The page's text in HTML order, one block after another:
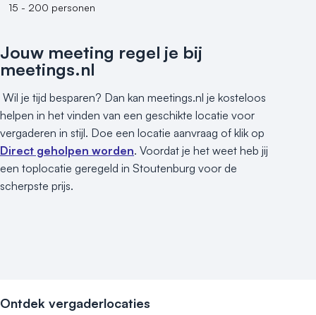
15 - 200 personen
Jouw meeting regel je bij
meetings.nl
Wil je tijd besparen? Dan kan meetings.nl je kosteloos
helpen in het vinden van een geschikte locatie voor
vergaderen in stijl. Doe een locatie aanvraag of klik op
Direct geholpen worden. Voordat je het weet heb jij
een toplocatie geregeld in Stoutenburg voor de
scherpste prijs.
Ontdek vergaderlocaties